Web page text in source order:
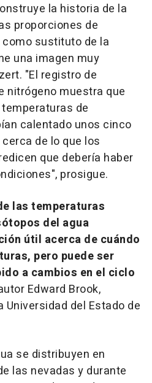
la historia de la
proporciones de
sustituto de la
una imagen muy
"El registro de
nitrógeno muestra que
de
calentado unos cinco
de lo que los
que debería haber
prosigue.
las temperaturas
del agua
útil acerca de cuándo
pero puede ser
a cambios en el ciclo
Edward Brook,
del Estado de
se distribuyen en
las nevadas y durante